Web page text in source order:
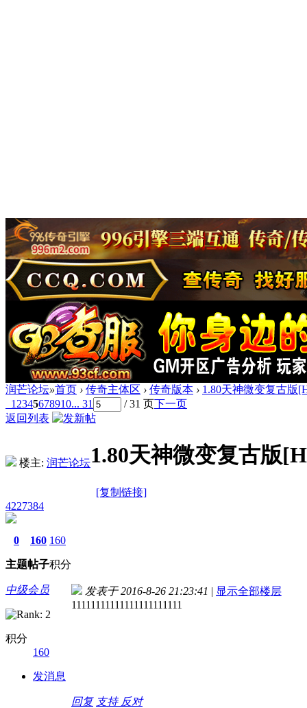
润芒论坛»首页 › 传奇主体区 › 传奇版本 › 1.80天神微变复古版
1 2345678910... 31 / 31 页下一页
返回列表
楼主: 润芒论坛1.80天神微变复古版
[复制链接]
4227384
0
主题
160
帖子
160
积分
中级会员
积分
160
发消息
发表于 2016-8-26 21:23:41 | 显示全部楼层
11111111111111111111111
回复 支持 反对